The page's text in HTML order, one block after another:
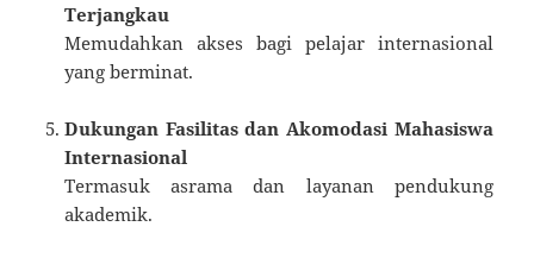
Terjangkau
Memudahkan akses bagi pelajar internasional
yang berminat.
Dukungan Fasilitas dan Akomodasi Mahasiswa
Internasional
Termasuk asrama dan layanan pendukung
akademik.